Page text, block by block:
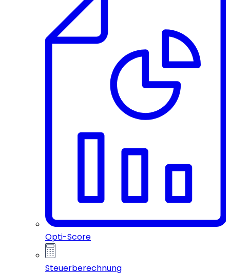
Opti-Score
Steuerberechnung